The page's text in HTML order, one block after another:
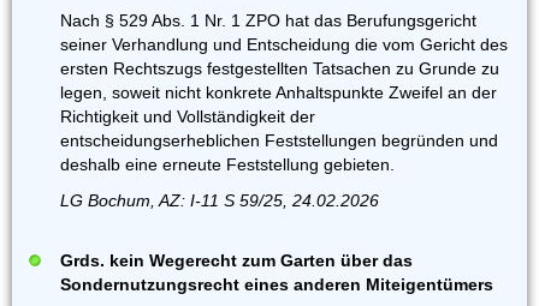
Nach § 529 Abs. 1 Nr. 1 ZPO hat das Berufungsgericht
seiner Verhandlung und Entscheidung die vom Gericht des
ersten Rechtszugs festgestellten Tatsachen zu Grunde zu
legen, soweit nicht konkrete Anhaltspunkte Zweifel an der
Richtigkeit und Vollständigkeit der
entscheidungserheblichen Feststellungen begründen und
deshalb eine erneute Feststellung gebieten.
LG Bochum, AZ: I-11 S 59/25, 24.02.2026
Grds. kein Wegerecht zum Garten über das
Sondernutzungsrecht eines anderen Miteigentümers